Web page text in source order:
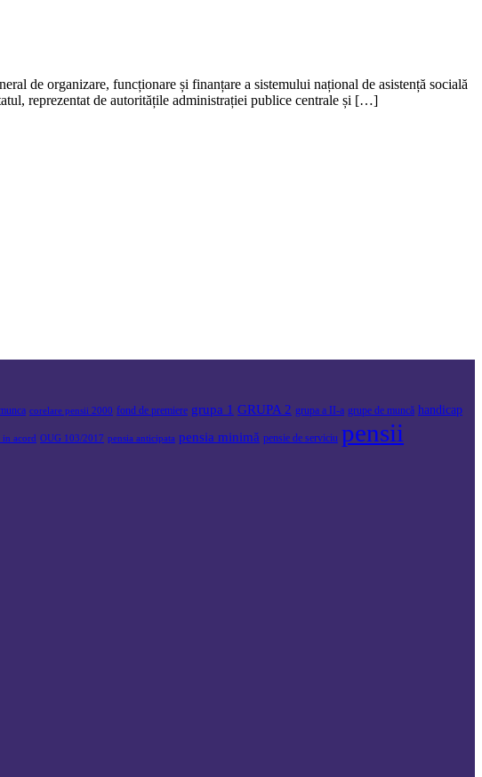
de organizare, funcționare și finanțare a sistemului național de asistență socială
reprezentat de autoritățile administrației publice centrale și […]
corelare pensii 2000 fond de premiere grupa 1 GRUPA 2 grupa a II-a grupe de muncă handicap
in acord OUG 103/2017 pensia anticipata pensia minimă pensie de serviciu pensii